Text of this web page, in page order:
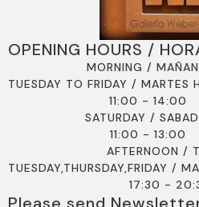
OPENING HOURS /
MORNING /
TUESDAY TO FRIDAY / MARTES
11:00 - 14:00
SATURDAY /
11:00 - 13:00
AFTERNOON /
TUESDAY,THURSDAY,FRIDAY /
17:30 -
Please send